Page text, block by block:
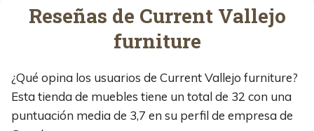
Reseñas de Current Vallejo
furniture
¿Qué opina los usuarios de Current Vallejo furniture?
Esta tienda de muebles tiene un total de 32 con una
puntuación media de 3,7 en su perfil de empresa de